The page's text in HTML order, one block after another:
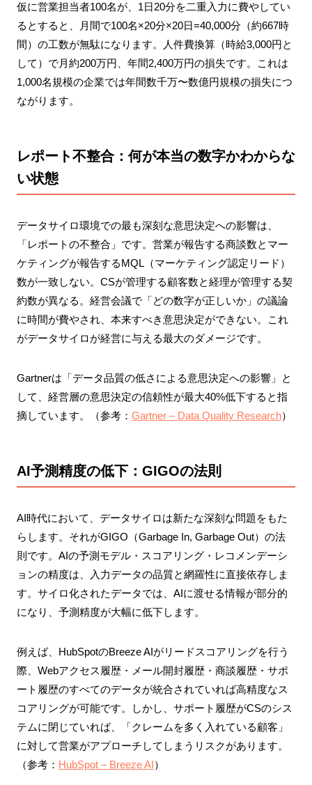
仮に営業担当者100名が、1日20分を二重入力に費やしてい
るとすると、月間で100名×20分×20日=40,000分（約667時
間）の工数が無駄になります。人件費換算（時給3,000円と
して）で月約200万円、年間2,400万円の損失です。これは
1,000名規模の企業では年間数千万〜数億円規模の損失につ
ながります。
レポート不整合：何が本当の数字かわからな
い状態
データサイロ環境での最も深刻な意思決定への影響は、
「レポートの不整合」です。営業が報告する商談数とマー
ケティングが報告するMQL（マーケティング認定リード）
数が一致しない。CSが管理する顧客数と経理が管理する契
約数が異なる。経営会議で「どの数字が正しいか」の議論
に時間が費やされ、本来すべき意思決定ができない。これ
がデータサイロが経営に与える最大のダメージです。
Gartnerは「データ品質の低さによる意思決定への影響」と
して、経営層の意思決定の信頼性が最大40%低下すると指
摘しています。（参考： Gartner – Data Quality Research）
AI予測精度の低下：GIGOの法則
AI時代において、データサイロは新たな深刻な問題をもた
らします。それがGIGO（Garbage In, Garbage Out）の法
則です。AIの予測モデル・スコアリング・レコメンデーシ
ョンの精度は、入力データの品質と網羅性に直接依存しま
す。サイロ化されたデータでは、AIに渡せる情報が部分的
になり、予測精度が大幅に低下します。
例えば、HubSpotのBreeze AIがリードスコアリングを行う
際、Webアクセス履歴・メール開封履歴・商談履歴・サポ
ート履歴のすべてのデータが統合されていれば高精度なス
コアリングが可能です。しかし、サポート履歴がCSのシス
テムに閉じていれば、「クレームを多く入れている顧客」
に対して営業がアプローチしてしまうリスクがあります。
（参考： HubSpot – Breeze AI）